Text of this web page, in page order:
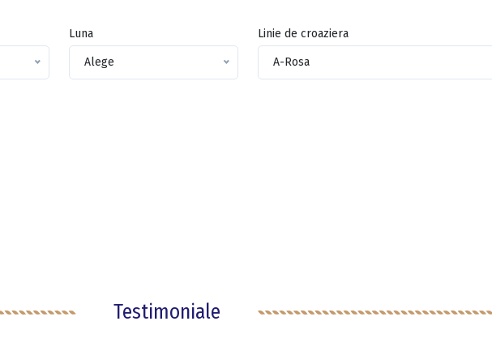
Luna
Alege
Linie de croaziera
A-Rosa
Testimoniale